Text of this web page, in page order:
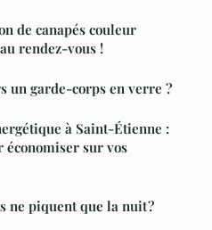
de canapés couleur
rendez-vous !
un garde-corps en verre ?
à Saint-Étienne :
économiser sur vos
ne piquent que la nuit ?